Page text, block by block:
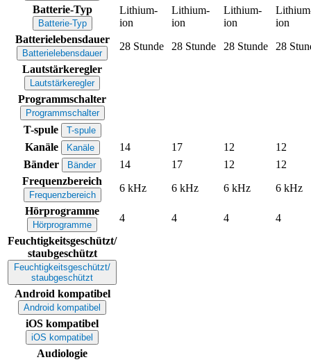
Batterie-Typ
Batterie-Typ
Lithium-
ion
Lithium-
ion
Lithium-
ion
ion
Batterielebensdauer
Batterielebensdauer
28 Stunde 28 Stunde 28 Stunde
28
Lautstärkeregler
Lautstärkeregler
Programmschalter
Programmschalter
T-spule T-spule
Kanäle Kanäle 14 17 12
12
Bänder
Bänder 14 17 12
12
Frequenzbereich
Frequenzbereich
6 kHz 6 kHz 6 kHz
6 kHz
Hörprogramme
Hörprogramme
4 4 4
4
Feuchtigkeitsgeschützt/
staubgeschützt
Feuchtigkeitsgeschützt/
staubgeschützt
Android kompatibel
Android kompatibel
iOS kompatibel
iOS kompatibel
Audiologie